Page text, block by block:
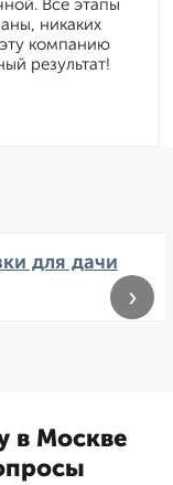
Все этапы
никаких
компанию
результат!
для дачи
›
в Москве